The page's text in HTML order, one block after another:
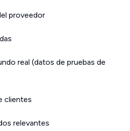
proveedor
real (datos de pruebas de
clientes
relevantes